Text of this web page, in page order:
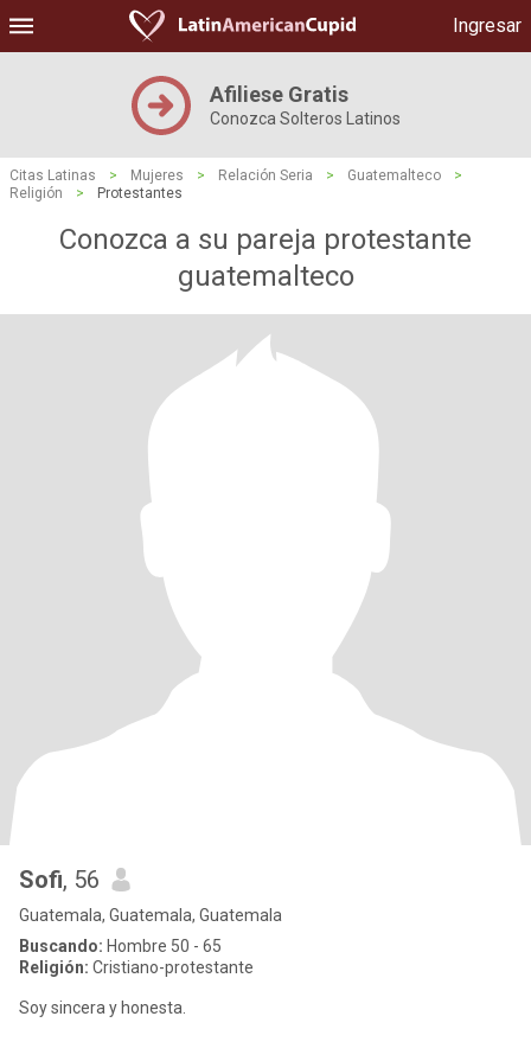
Ingresar
Afiliese Gratis
Conozca Solteros Latinos
Citas Latinas > Mujeres > Relación Seria > Guatemalteco
>
Religión
> Protestantes
Conozca a su pareja protestante
guatemalteco
Sofi, 56
Guatemala, Guatemala, Guatemala
Buscando: Hombre 50 - 65
Religión: Cristiano-protestante
Soy sincera y honesta.